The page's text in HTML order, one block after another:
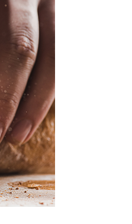
важно
же как и